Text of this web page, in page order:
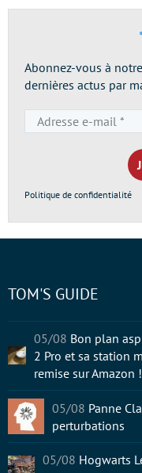
Abonnez-vous à
dernières actus par
Politique de confidentialité
TOM'S GUIDE
05/08 Bon plan
2 Pro et sa station
remise sur Amazon !
05/08 Panne
perturbations
05/08 Hogwarts